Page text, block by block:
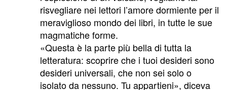
risvegliare nei lettori l’amore dormiente per il
meraviglioso mondo dei libri, in tutte le sue
magmatiche forme.
«Questa è la parte più bella di tutta la
letteratura: scoprire che i tuoi desideri sono
desideri universali, che non sei solo o
isolato da nessuno. Tu appartieni», diceva